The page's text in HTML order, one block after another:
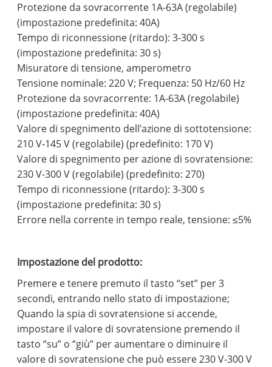
Protezione da sovracorrente 1A-63A (regolabile)
(impostazione predefinita: 40A)
Tempo di riconnessione (ritardo): 3-300 s
(impostazione predefinita: 30 s)
Misuratore di tensione, amperometro
Tensione nominale: 220 V; Frequenza: 50 Hz/60 Hz
Protezione da sovracorrente: 1A-63A (regolabile)
(impostazione predefinita: 40A)
Valore di spegnimento dell'azione di sottotensione:
210 V-145 V (regolabile) (predefinito: 170 V)
Valore di spegnimento per azione di sovratensione:
230 V-300 V (regolabile) (predefinito: 270)
Tempo di riconnessione (ritardo): 3-300 s
(impostazione predefinita: 30 s)
Errore nella corrente in tempo reale, tensione: ≤5%
Impostazione del prodotto:
Premere e tenere premuto il tasto “set” per 3
secondi, entrando nello stato di impostazione;
Quando la spia di sovratensione si accende,
impostare il valore di sovratensione premendo il
tasto “su” o “giù” per aumentare o diminuire il
valore di sovratensione che può essere 230 V-300 V